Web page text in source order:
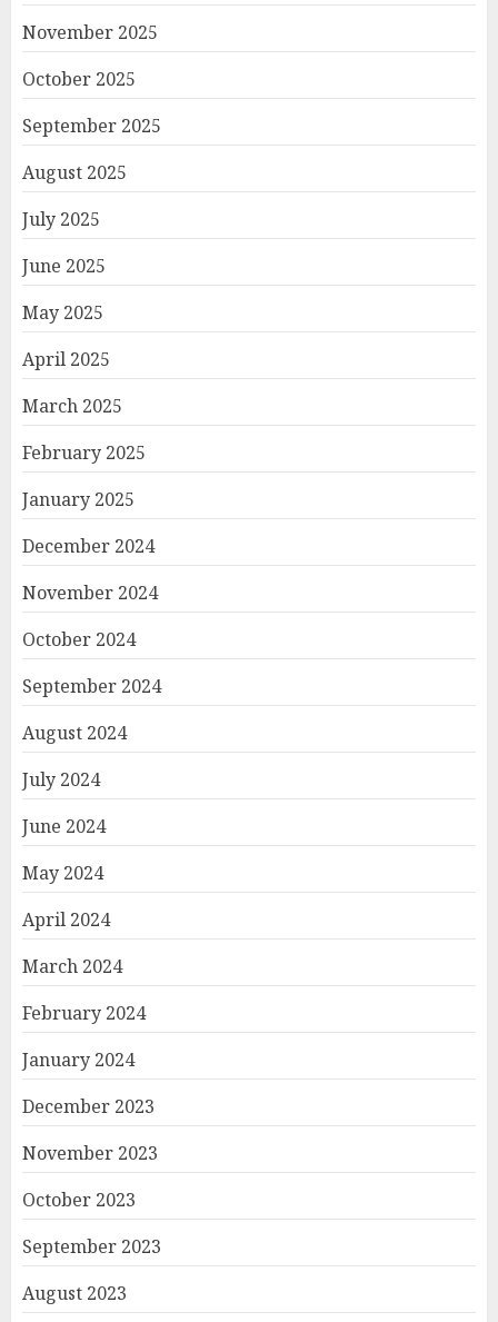
November 2025
October 2025
September 2025
August 2025
July 2025
June 2025
May 2025
April 2025
March 2025
February 2025
January 2025
December 2024
November 2024
October 2024
September 2024
August 2024
July 2024
June 2024
May 2024
April 2024
March 2024
February 2024
January 2024
December 2023
November 2023
October 2023
September 2023
August 2023